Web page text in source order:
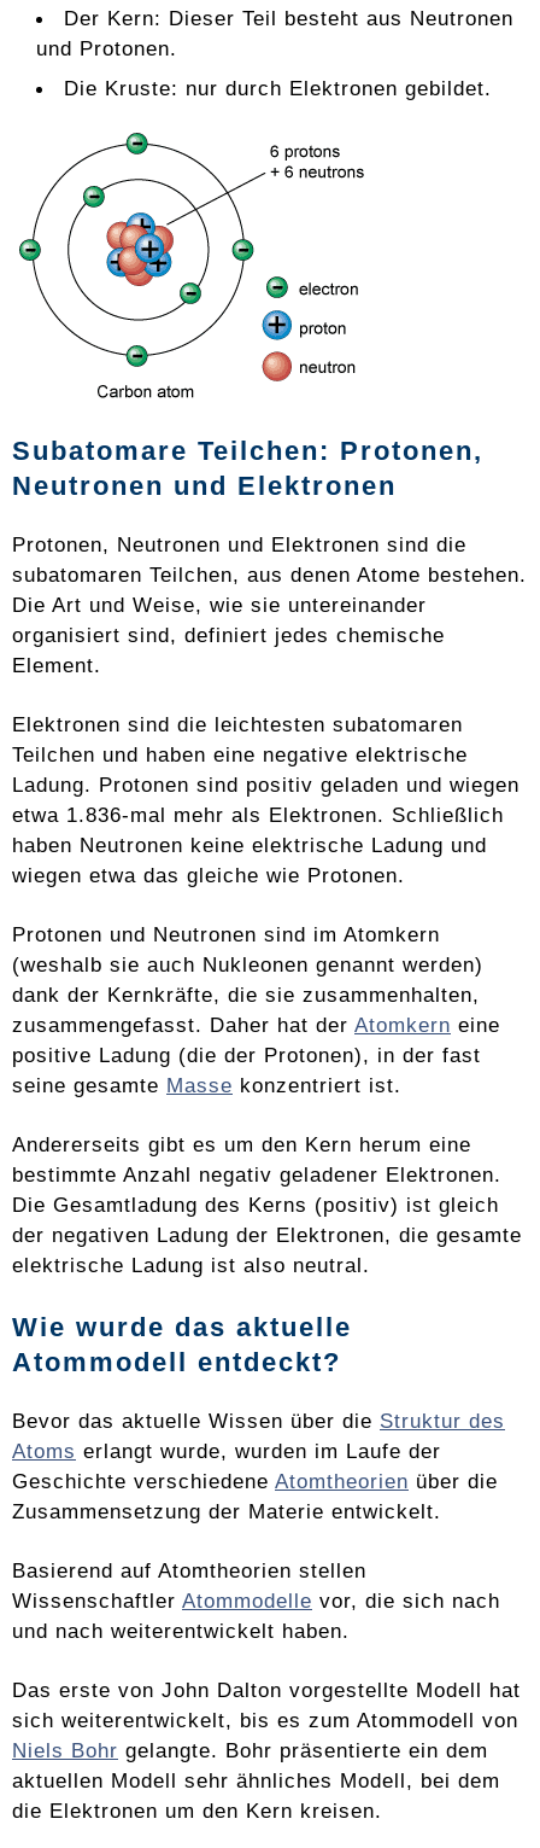
Der Kern: Dieser Teil besteht aus Neutronen
und Protonen.
Die Kruste: nur durch Elektronen gebildet.
Subatomare Teilchen: Protonen,
Neutronen und Elektronen
Protonen, Neutronen und Elektronen sind die
subatomaren Teilchen, aus denen Atome bestehen.
Die Art und Weise, wie sie untereinander
organisiert sind, definiert jedes chemische
Element.
Elektronen sind die leichtesten subatomaren
Teilchen und haben eine negative elektrische
Ladung. Protonen sind positiv geladen und wiegen
etwa 1.836-mal mehr als Elektronen. Schließlich
haben Neutronen keine elektrische Ladung und
wiegen etwa das gleiche wie Protonen.
Protonen und Neutronen sind im Atomkern
(weshalb sie auch Nukleonen genannt werden)
dank der Kernkräfte, die sie zusammenhalten,
zusammengefasst. Daher hat der Atomkern eine
positive Ladung (die der Protonen), in der fast
seine gesamte Masse konzentriert ist.
Andererseits gibt es um den Kern herum eine
bestimmte Anzahl negativ geladener Elektronen.
Die Gesamtladung des Kerns (positiv) ist gleich
der negativen Ladung der Elektronen, die gesamte
elektrische Ladung ist also neutral.
Wie wurde das aktuelle
Atommodell entdeckt?
Bevor das aktuelle Wissen über die Struktur des
Atoms erlangt wurde, wurden im Laufe der
Geschichte verschiedene Atomtheorien über die
Zusammensetzung der Materie entwickelt.
Basierend auf Atomtheorien stellen
Wissenschaftler Atommodelle vor, die sich nach
und nach weiterentwickelt haben.
Das erste von John Dalton vorgestellte Modell hat
sich weiterentwickelt, bis es zum Atommodell von
Niels Bohr gelangte. Bohr präsentierte ein dem
aktuellen Modell sehr ähnliches Modell, bei dem
die Elektronen um den Kern kreisen.